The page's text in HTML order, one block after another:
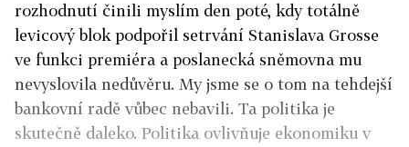
rozhodnutí činili myslím den poté, kdy totálně
levicový blok podpořil setrvání Stanislava Grosse
ve funkci premiéra a poslanecká sněmovna mu
nevyslovila nedůvěru. My jsme se o tom na tehdejší
bankovní radě vůbec nebavili. Ta politika je
skutečně daleko. Politika ovlivňuje ekonomiku v